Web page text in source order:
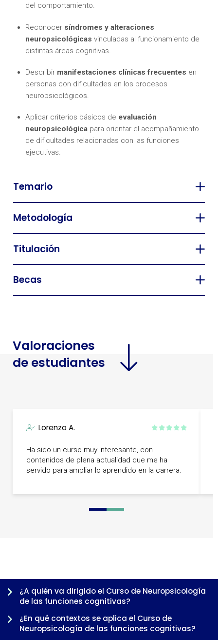
del comportamiento.
Reconocer síndromes y alteraciones
neuropsicológicas vinculadas al funcionamiento de
distintas áreas cognitivas.
Describir manifestaciones clínicas frecuentes en
personas con dificultades en los procesos
neuropsicológicos.
Aplicar criterios básicos de evaluación
neuropsicológica para orientar el acompañamiento
de dificultades relacionadas con las funciones
ejecutivas.
Temario
Metodología
Titulación
Becas
Valoraciones
de estudiantes
Lorenzo A.
Ha sido un curso muy interesante, con
contenidos de plena actualidad que me ha
servido para ampliar lo aprendido en la carrera.
0 1 2 3
¿A quién va dirigido el Curso de Neuropsicología
de las funciones cognitivas?
¿En qué contextos se aplica el Curso de
Neuropsicología de las funciones cognitivas?